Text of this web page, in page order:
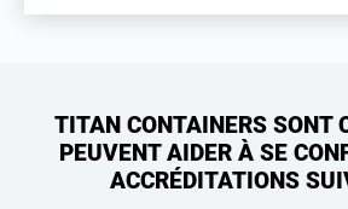
TITAN CONTAINERS SONT
PEUVENT AIDER À SE
ACCRÉDITATIONS